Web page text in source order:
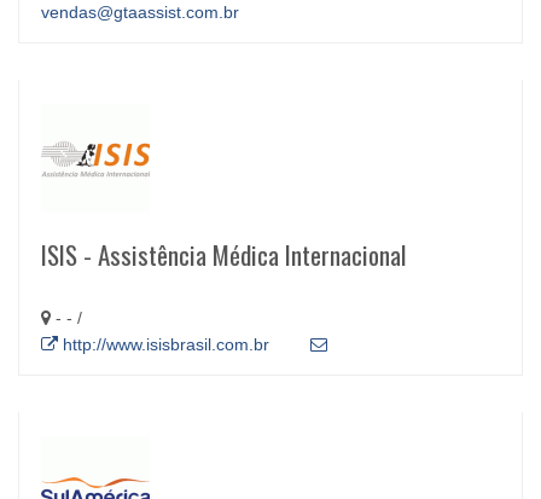
vendas@gtaassist.com.br
ISIS - Assistência Médica Internacional
- - /
http://www.isisbrasil.com.br